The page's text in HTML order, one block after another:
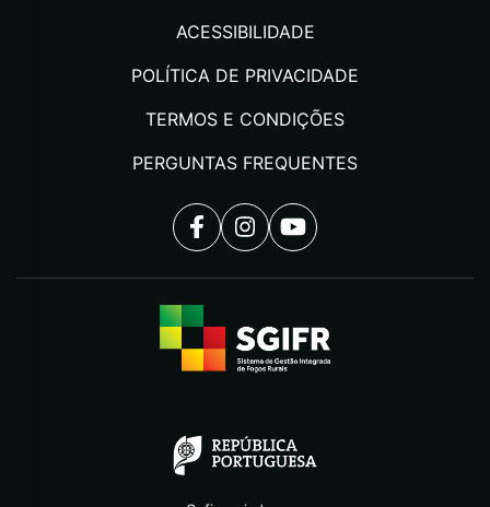
ACESSIBILIDADE
POLÍTICA DE PRIVACIDADE
TERMOS E CONDIÇÕES
PERGUNTAS FREQUENTES